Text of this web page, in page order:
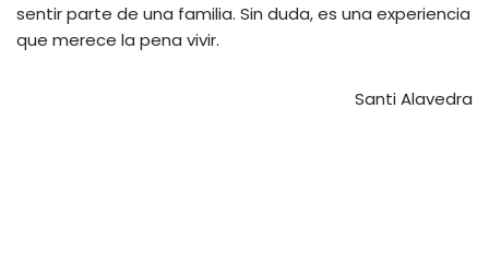
sentir parte de una familia. Sin duda, es una experiencia
que merece la pena vivir.
Santi Alavedra